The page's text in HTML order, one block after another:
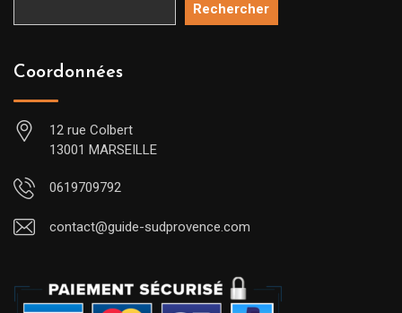
Rechercher
Coordonnées
12 rue Colbert
13001 MARSEILLE
0619709792
contact@guide-sudprovence.com